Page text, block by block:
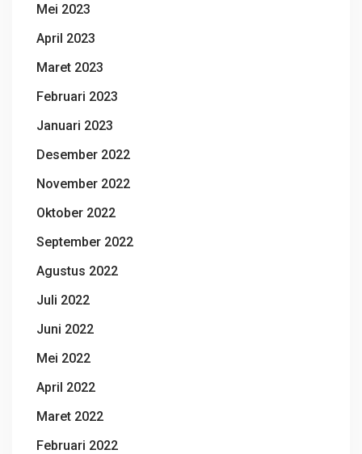
Mei 2023
April 2023
Maret 2023
Februari 2023
Januari 2023
Desember 2022
November 2022
Oktober 2022
September 2022
Agustus 2022
Juli 2022
Juni 2022
Mei 2022
April 2022
Maret 2022
Februari 2022